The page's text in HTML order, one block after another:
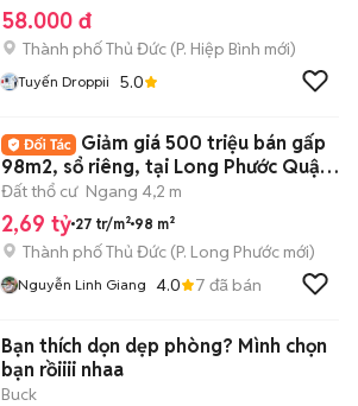
58.000 đ
Thành phố Thủ Đức (P. Hiệp Bình mới)
Tuyến Droppii 5.0
Giảm giá 500 triệu bán gấp
98m2, sổ riêng, tại Long Phước Quận
9, HCM
Đất thổ cư Ngang 4,2 m
2,69 tỷ 27 tr/m² 98 m²
Thành phố Thủ Đức (P. Long Phước mới)
Nguyễn Linh Giang 4.0 7 đã bán
Bạn thích dọn dẹp phòng? Mình chọn
bạn rồiiii nhaa
Buck